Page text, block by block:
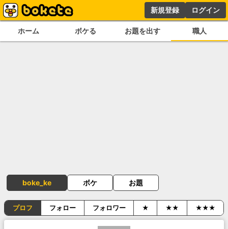
新規登録 ログイン
ホーム ボケる お題を出す 職人
boke_ke ボケ お題
プロフ フォロー フォロワー ★ ★★ ★★★